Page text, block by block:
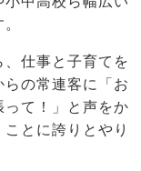
仕事と子育てを
の常連客に「お
って！」と声をか
とに誇りとやり